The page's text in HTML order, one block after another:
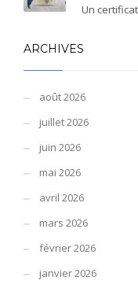
Un
ARCHIVES
août 2026
juillet 2026
juin 2026
mai 2026
avril 2026
mars 2026
février 2026
janvier 2026